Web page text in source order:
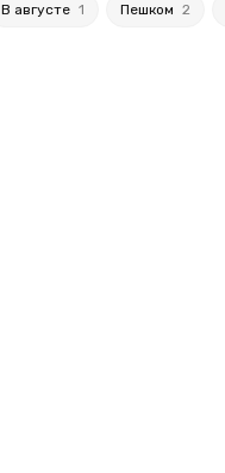
В августе 1 Пешком 2